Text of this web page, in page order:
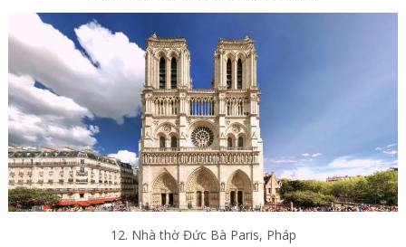
12. Nhà thờ Đức Bà Paris, Pháp